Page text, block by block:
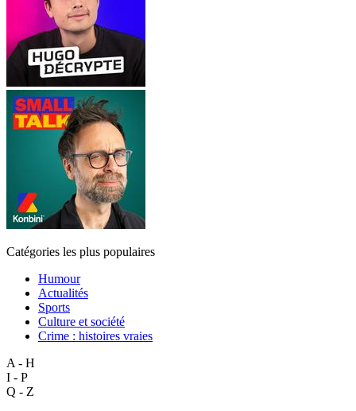
Catégories les plus populaires
Humour
Actualités
Sports
Culture et société
Crime : histoires vraies
A - H
I - P
Q - Z